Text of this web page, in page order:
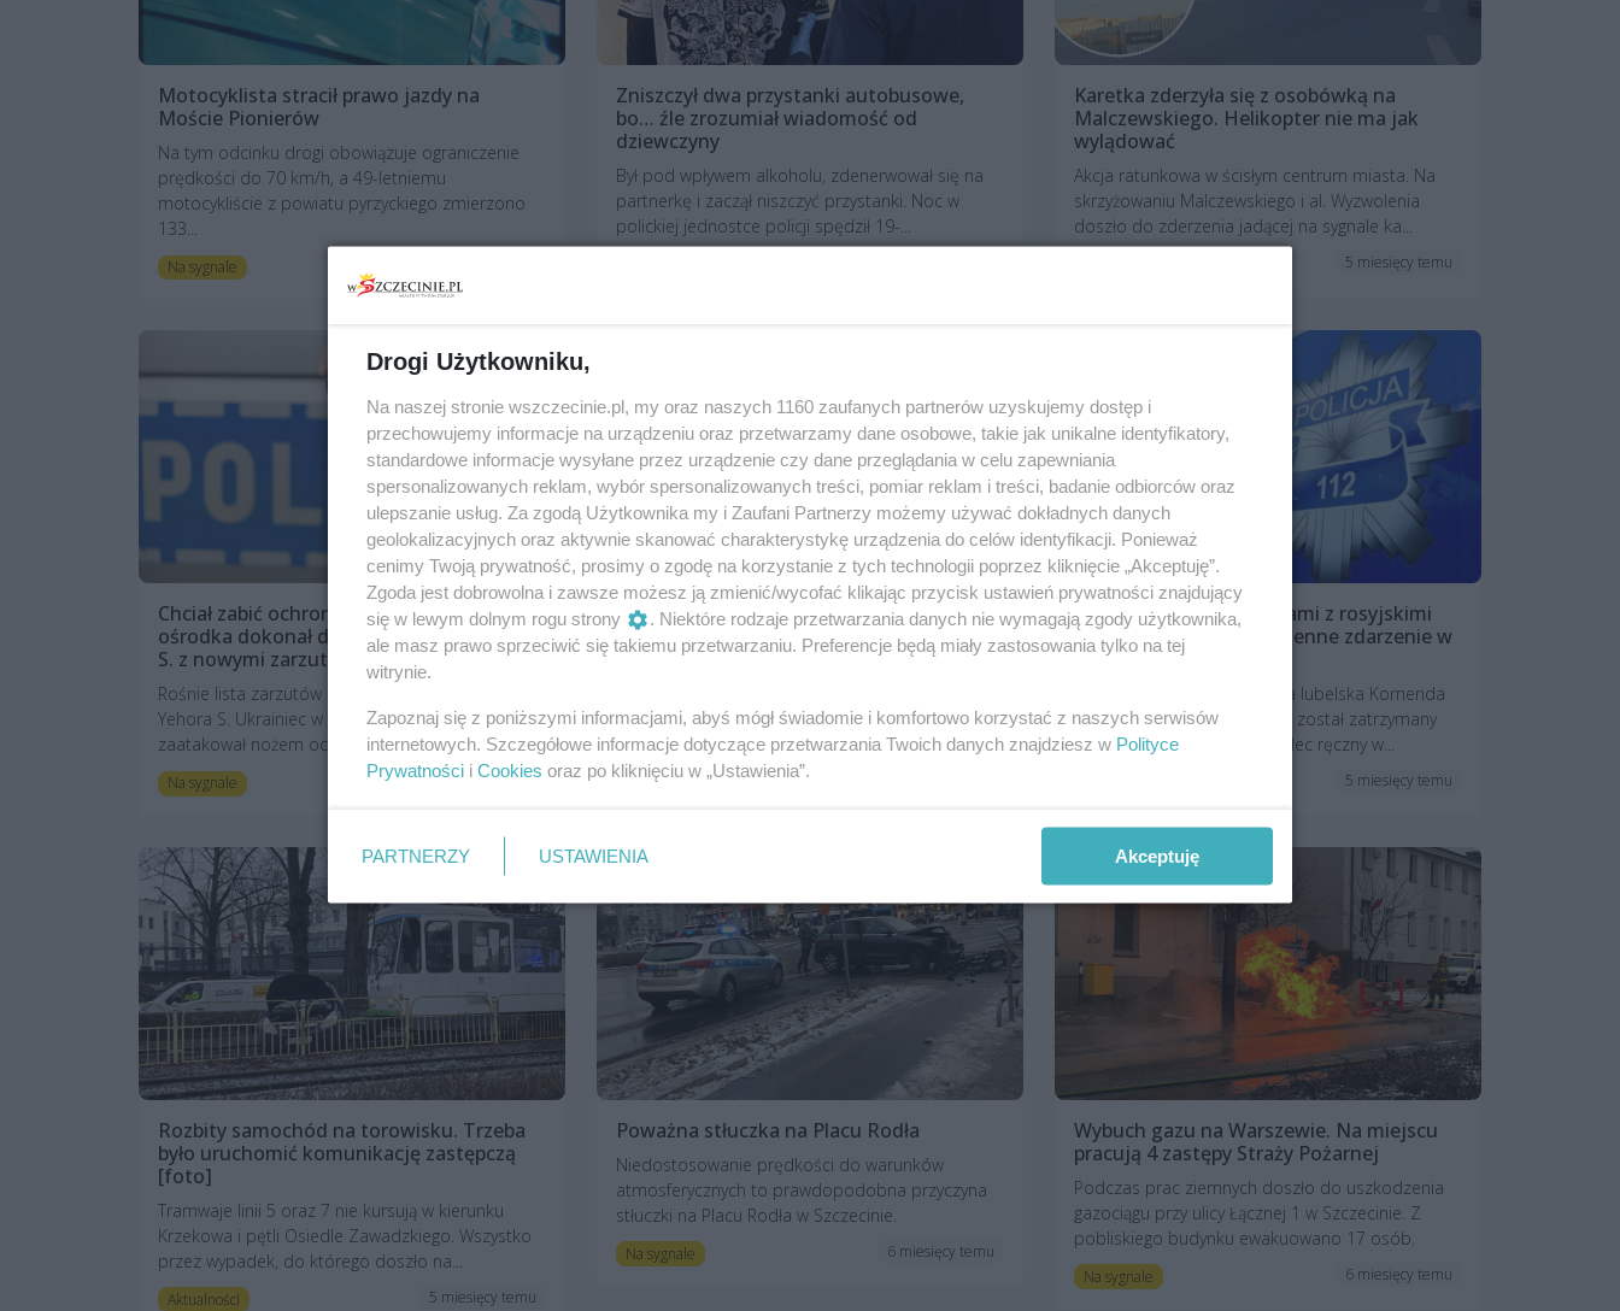
Motocyklista stracił prawo jazdy na
Moście Pionierów
Na tym odcinku drogi obowiązuje ograniczenie
prędkości do 70 km/h, a 49-letniemu
motocykliście z powiatu pyrzyckiego zmierzono
133...
Na sygnale
Zniszczył dwa przystanki autobusowe,
bo… źle zrozumiał wiadomość od
dziewczyny
Był pod wpływem alkoholu, zdenerwował się na
partnerkę i zaczął niszczyć przystanki. Noc w
polickiej jednostce policji spędził 19-...
Karetka zderzyła się z osobówką na
Malczewskiego. Helikopter nie ma jak
wylądować
Akcja ratunkowa w ścisłym centrum miasta. Na
skrzyżowaniu Malczewskiego i al. Wyzwolenia
doszło do zderzenia jadącej na sygnale ka...
5 miesięcy temu
Chciał zabić ochroniarza, a po ucieczce z
ośrodka dokonał dwóch rozbojów. Yehor
S. z nowymi zarzutami
Rośnie lista zarzutów dla zaledwie 18-letniego
Yehora S. Ukrainiec w czerwcu 2024 roku
zaatakował nożem ochroniarza w szczecińskie...
Na sygnale 5 miesięcy temu
Przyczepa z koparką wbiła się w aptekę na
Rayskiego
Aktualizacja Aktualności 5 miesięcy temu
25-latek między wagonami z rosyjskimi
dokumentami. Niecodzienne zdarzenie w
pociągu ze Szczecina
O incydencie poinformowała lubelska Komenda
Wojewódzka Policji. 25-latek został zatrzymany
po tym, jak uruchomił hamulec ręczny w...
5 miesięcy temu
Rozbity samochód na torowisku. Trzeba
było uruchomić komunikację zastępczą
[foto]
Tramwaje linii 5 oraz 7 nie kursują w kierunku
Krzekowa i pętli Osiedle Zawadzkiego. Wszystko
przez wypadek, do którego doszło na...
Aktualności 5 miesięcy temu
Poważna stłuczka na Placu Rodła
Niedostosowanie prędkości do warunków
atmosferycznych to prawdopodobna przyczyna
stłuczki na Placu Rodła w Szczecinie.
Na sygnale 6 miesięcy temu
Wybuch gazu na Warszewie. Na miejscu
pracują 4 zastępy Straży Pożarnej
Podczas prac ziemnych doszło do uszkodzenia
gazociągu przy ulicy Łącznej 1 w Szczecinie. Z
pobliskiego budynku ewakuowano 17 osób.
Na sygnale 6 miesięcy temu
Drogi Użytkowniku,
Na naszej stronie wszczecinie.pl, my oraz naszych 1160 zaufanych partnerów uzyskujemy dostęp i
przechowujemy informacje na urządzeniu oraz przetwarzamy dane osobowe, takie jak unikalne identyfikatory,
standardowe informacje wysyłane przez urządzenie czy dane przeglądania w celu zapewniania
spersonalizowanych reklam, wybór spersonalizowanych treści, pomiar reklam i treści, badanie odbiorców oraz
ulepszanie usług. Za zgodą Użytkownika my i Zaufani Partnerzy możemy używać dokładnych danych
geolokalizacyjnych oraz aktywnie skanować charakterystykę urządzenia do celów identyfikacji. Ponieważ
cenimy Twoją prywatność, prosimy o zgodę na korzystanie z tych technologii poprzez kliknięcie „Akceptuję”.
Zgoda jest dobrowolna i zawsze możesz ją zmienić/wycofać klikając przycisk ustawień prywatności znajdujący
się w lewym dolnym rogu strony
. Niektóre rodzaje przetwarzania danych nie wymagają zgody użytkownika,
ale masz prawo sprzeciwić się takiemu przetwarzaniu. Preferencje będą miały zastosowania tylko na tej
witrynie.
Zapoznaj się z poniższymi informacjami, abyś mógł świadomie i komfortowo korzystać z naszych serwisów
internetowych. Szczegółowe informacje dotyczące przetwarzania Twoich danych znajdziesz w Polityce
Prywatności i Cookies oraz po kliknięciu w „Ustawienia”.
PARTNERZY USTAWIENIA Akceptuję